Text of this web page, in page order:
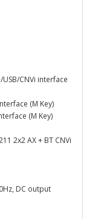
CNVi interface
(M Key)
(M Key)
2x2 AX + BT CNVi
DC output